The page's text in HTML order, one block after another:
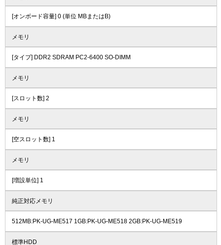
[オンボード容量] 0 (単位 MBまたはB)
メモリ
[タイプ] DDR2 SDRAM PC2-6400 SO-DIMM
メモリ
[スロット数] 2
メモリ
[空スロット数] 1
メモリ
[増設単位] 1
純正対応メモリ
512MB:PK-UG-ME517 1GB:PK-UG-ME518 2GB:PK-UG-ME519
標準HDD